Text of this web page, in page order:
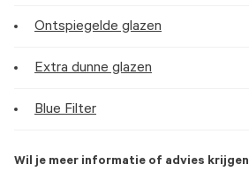
Ontspiegelde glazen
Extra dunne glazen
Blue Filter
Wil je meer informatie of advies